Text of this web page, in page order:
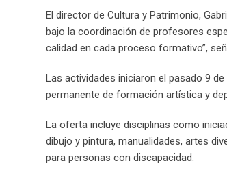
El director de Cultura y Patrimonio,
bajo la coordinación de profesores
calidad en cada proceso formativo”,
Las actividades iniciaron el pasado 9
permanente de formación artística y
La oferta incluye disciplinas como
dibujo y pintura, manualidades, artes
para personas con discapacidad.